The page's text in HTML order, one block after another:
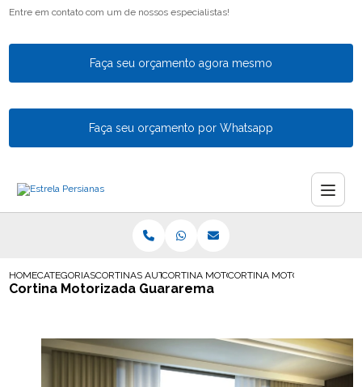
Entre em contato com um de nossos especialistas!
Faça seu orçamento agora mesmo
Faça seu orçamento por Whatsapp
HOMECATEGORIASCORTINAS AUTOMATICASCORTINA MOTORIZADA GUARULHOS
CORTINA MOTORIZADA
Cortina Motorizada Guararema